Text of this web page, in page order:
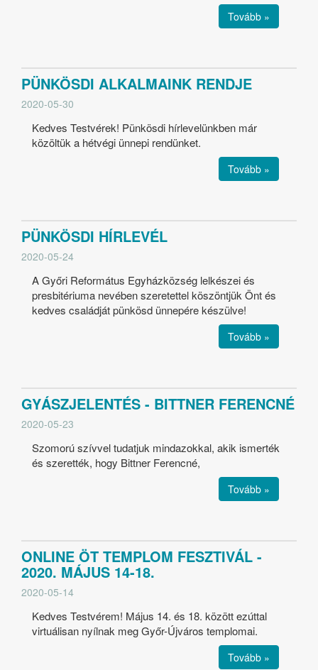
Tovább »
PÜNKÖSDI ALKALMAINK RENDJE
2020-05-30
Kedves Testvérek! Pünkösdi hírlevelünkben már
közöltük a hétvégi ünnepi rendünket.
Tovább »
PÜNKÖSDI HÍRLEVÉL
2020-05-24
A Győri Református Egyházközség lelkészei és
presbitériuma nevében szeretettel köszöntjük Önt és
kedves családját pünkösd ünnepére készülve!
Tovább »
GYÁSZJELENTÉS - BITTNER FERENCNÉ
2020-05-23
Szomorú szívvel tudatjuk mindazokkal, akik ismerték
és szerették, hogy Bittner Ferencné,
Tovább »
ONLINE ÖT TEMPLOM FESZTIVÁL -
2020. MÁJUS 14-18.
2020-05-14
Kedves Testvérem! Május 14. és 18. között ezúttal
virtuálisan nyílnak meg Győr-Újváros templomai.
Tovább »